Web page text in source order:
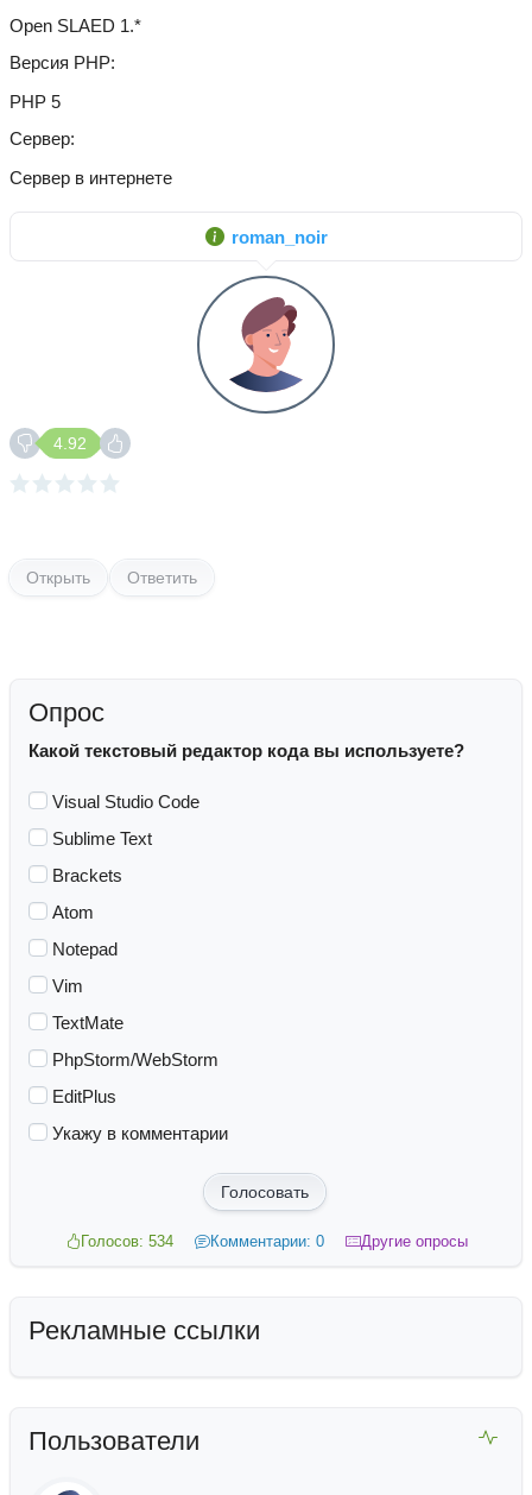
Open SLAED 1.*
Версия PHP
PHP 5
Сервер
Сервер в интернете
roman_noir
4.92
Открыть Ответить
Опрос
Какой текстовый редактор кода вы используете?
Visual Studio Code
Sublime Text
Brackets
Atom
Notepad
Vim
TextMate
PhpStorm/WebStorm
EditPlus
Укажу в комментарии
Голосовать
Голосов: 534 Комментарии: 0 Другие опросы
Рекламные ссылки
Пользователи